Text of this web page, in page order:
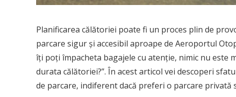
Planificarea călătoriei poate fi un proces plin de
parcare sigur și accesibil aproape de Aeroportul
îți poți împacheta bagajele cu atenție, nimic nu este
durata călătoriei?”. În acest articol vei descoperi
de parcare, indiferent dacă preferi o parcare privată